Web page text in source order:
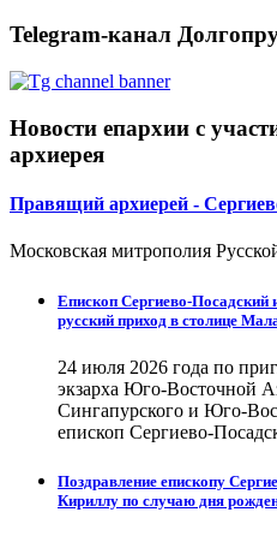
Telegram-канал
Новости епархии с
архиерея
Правящий архиерей -
Московская митрополия
Епископ Сергиево-Посадский
русский приход в столице
24 июля 2026 года по
экзарха Юго-Восточной
Сингапурского и Юго-
епископ Сергиево-
Поздравление епископу
Кириллу по случаю дня